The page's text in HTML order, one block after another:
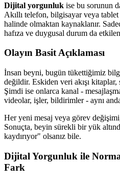
Dijital yorgunluk ise bu sorunun
Akıllı telefon, bilgisayar veya
halinde olmaktan kaynaklanır.
hafıza ve duygusal durum da
Olayın Basit Açıklaması
İnsan beyni, bugün tükettiğimiz
değildir. Eskiden veri akışı kitaplar,
Şimdi ise onlarca kanal -
videolar, işler, bildirimler - aynı
Her yeni mesaj veya görev
Sonuçta, beyin sürekli bir yük
kaydırıyor" olsanız bile.
Dijital Yorgunluk ile
Fark